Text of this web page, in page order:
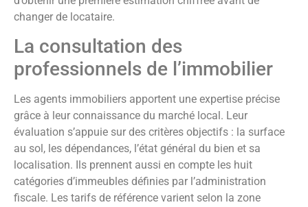
changer de locataire.
La consultation des
professionnels de l’immobilier
Les agents immobiliers apportent une expertise précise
grâce à leur connaissance du marché local. Leur
évaluation s’appuie sur des critères objectifs : la surface
au sol, les dépendances, l’état général du bien et sa
localisation. Ils prennent aussi en compte les huit
catégories d’immeubles définies par l’administration
fiscale. Les tarifs de référence varient selon la zone